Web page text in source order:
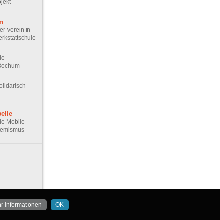
Verein In
Mobile
informationen OK